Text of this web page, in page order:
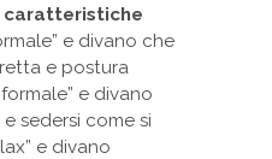
caratteristiche
e divano che
e postura
e divano
sedersi come si
e divano